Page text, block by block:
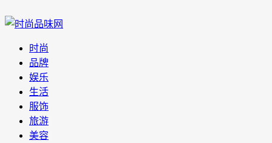
时尚
品牌
娱乐
生活
服饰
旅游
美容